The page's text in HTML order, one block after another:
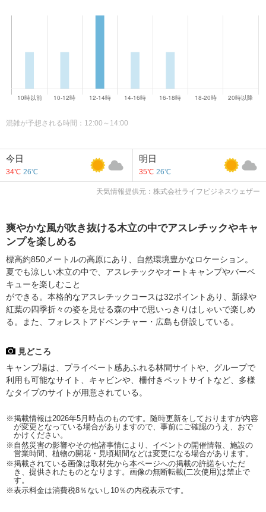
混雑が予想される時間：12:00～14:00
今日
34℃ 26℃
明日
35℃ 26℃
天気情報提供元：株式会社ライフビジネスウェザー
爽やかな風が吹き抜ける木立の中でアスレチックやキャ
ンプを楽しめる
標高約850メートルの高原にあり、自然環境豊かなロケーション。
夏でも涼しい木立の中で、アスレチックやオートキャンプやバーベ
キューを楽しむこと
ができる。本格的なアスレチックコースは32ポイントあり、新緑や
紅葉の四季折々の姿を見せる森の中で思いっきりはしゃいで楽しめ
る。また、フォレストアドベンチャー・広島も併設している。
見どころ
キャンプ場は、プライベート感あふれる林間サイトや、グループで
利用も可能なサイト、キャビンや、柵付きペットサイトなど、多様
なタイプのサイトが用意されている。
※掲載情報は2026年5月時点のものです。随時更新をしておりますが内容
が変更となっている場合がありますので、事前にご確認のうえ、おで
かけください。
※自然災害の影響やその他諸事情により、イベントの開催情報、施設の
営業時間、植物の開花・見頃期間などは変更になる場合があります。
※掲載されている画像は取材先から本ページへの掲載の許諾をいただ
き、提供されたものとなります。画像の無断転載(二次使用)は禁止で
す。
※表示料金は消費税8％ないし10％の内税表示です。